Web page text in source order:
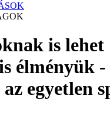
is lehet
élményük
egyetlen